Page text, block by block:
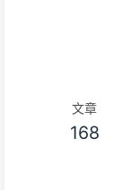
文章
168